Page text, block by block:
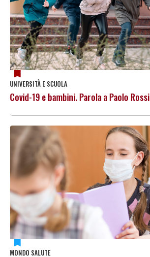
UNIVERSITÀ E SCUOLA
Covid-19 e bambini. Parola a Paolo Rossi
MONDO SALUTE